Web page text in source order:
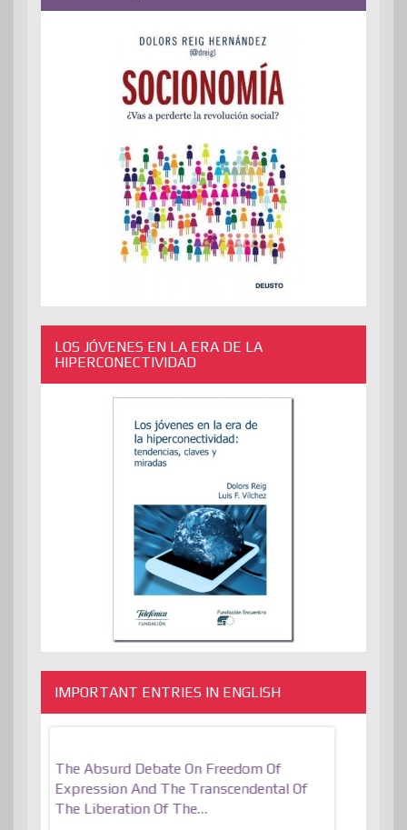
LOS JÓVENES EN LA ERA DE LA
HIPERCONECTIVIDAD
IMPORTANT ENTRIES IN ENGLISH
The Absurd Debate On Freedom Of
Expression And The Transcendental Of
The Liberation Of The…